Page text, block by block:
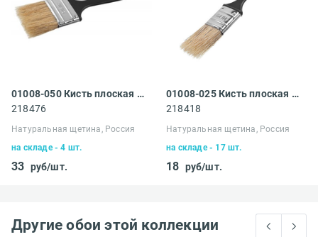
01008-050 Кисть плоская Сибин
218476
Натуральная щетина, Россия
на складе - 4 шт.
33 руб/шт.
01008-025 Кисть плоская Сибин
218418
Натуральная щетина, Россия
на складе - 17 шт.
18 руб/шт.
Другие обои этой коллекции